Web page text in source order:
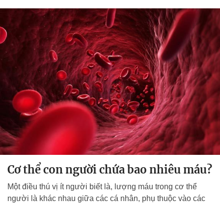
Cơ thể con người chứa bao nhiêu máu?
Một điều thú vị ít người biết là, lượng máu trong cơ thể
người là khác nhau giữa các cá nhân, phụ thuộc vào các